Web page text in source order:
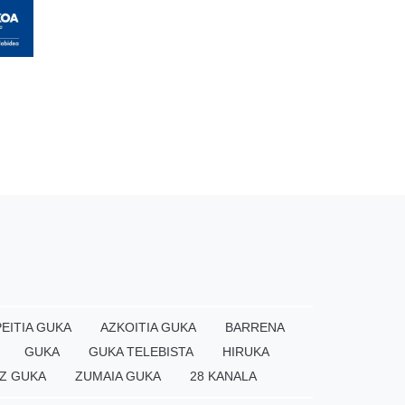
GUKA AZKOITIA GUKA
BARRENA
GUKA GUKA TELEBISTA
HIRUKA
GUKA ZUMAIA GUKA 28 KANALA